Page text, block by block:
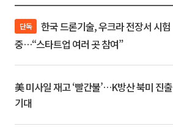
단독
중…“스타트업 여러 곳 참여”
美 미사일 재고 ‘빨간불’…K방산 북미 진출
기대